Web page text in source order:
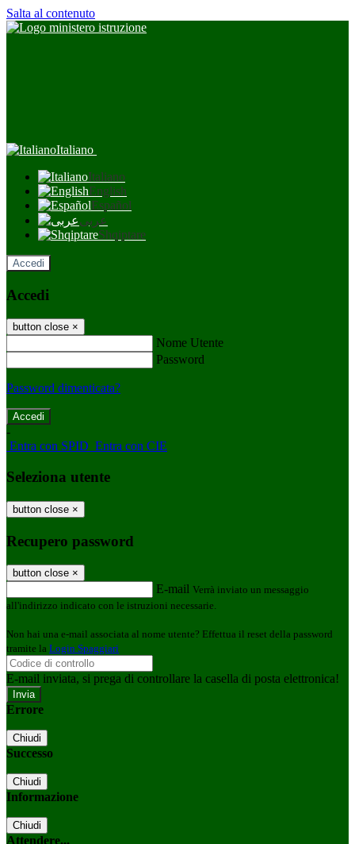
Salta al contenuto
Italiano
Italiano
English
Español
عربى
Shqiptare
Accedi
Accedi
button close ×
Nome Utente
Password
Password dimenticata?
-
Entra con SPID Entra con CIE
Seleziona utente
button close ×
Recupero password
button close ×
E-mail Verrà inviato un messaggio
all'indirizzo indicato con le istruzioni necessarie.
Non hai una e-mail associata al nome utente? Effettua il reset della password
tramite la Login Spaggiari
E-mail inviata, si prega di controllare la casella di posta elettronica!
Errore
Chiudi
Successo
Chiudi
Informazione
Chiudi
Attendere...